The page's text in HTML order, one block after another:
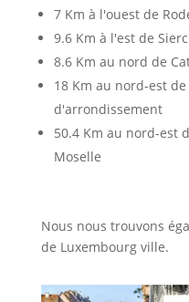
7 Km à l'ouest de
9.6 Km à l'est de
8.6 Km au nord de
18 Km au nord-est
d'arrondissement
50.4 Km au nord-est
Moselle
Nous nous trouvons
de Luxembourg ville.